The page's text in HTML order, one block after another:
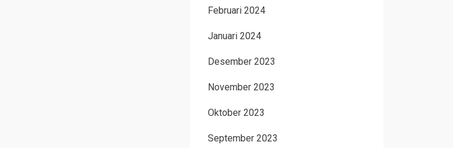
Februari 2024
Januari 2024
Desember 2023
November 2023
Oktober 2023
September 2023